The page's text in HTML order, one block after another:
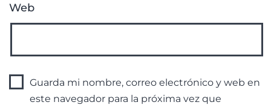
Web
Guarda mi nombre, correo electrónico y web en
este navegador para la próxima vez que